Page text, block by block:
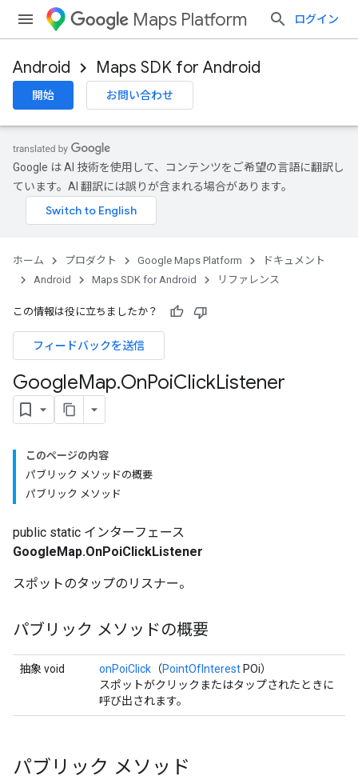
Maps Platform ログイン
Android Maps SDK for Android
開始 お問い合わせ
Google は AI 技術を使用して、コンテンツをご希望の言語に翻訳し
ています。AI 翻訳には誤りが含まれる場合があります。
ホーム プロダクト Google Maps Platform
ドキュメント
Android
Maps SDK for Android リファレンス
この情報は役に立ちましたか？
フィードバックを送信
GoogleMap.OnPoiClickListener
このページの内容
パブリック メソッドの概要
パブリック メソッド
public static インターフェース
GoogleMap.OnPoiClickListener
スポットのタップのリスナー。
パブリック メソッドの概要
抽象 void onPoiClick （PointOfInterest POi）
スポットがクリックまたはタップされたときに
呼び出されます。
パブリック メソッド